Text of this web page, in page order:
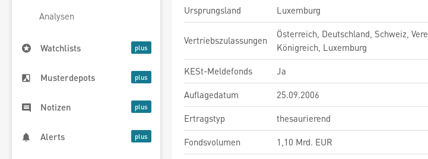
Analysen
Watchlists
Musterdepots
Notizen
Alerts
Ursprungsland
Luxemburg
Vertriebszulassungen
Österreich, Deutschland, Schweiz,
Königreich, Luxemburg
KESt-Meldefonds
Ja
Auflagedatum
25.09.2006
Ertragstyp
thesaurierend
Fondsvolumen
1,10 Mrd. EUR